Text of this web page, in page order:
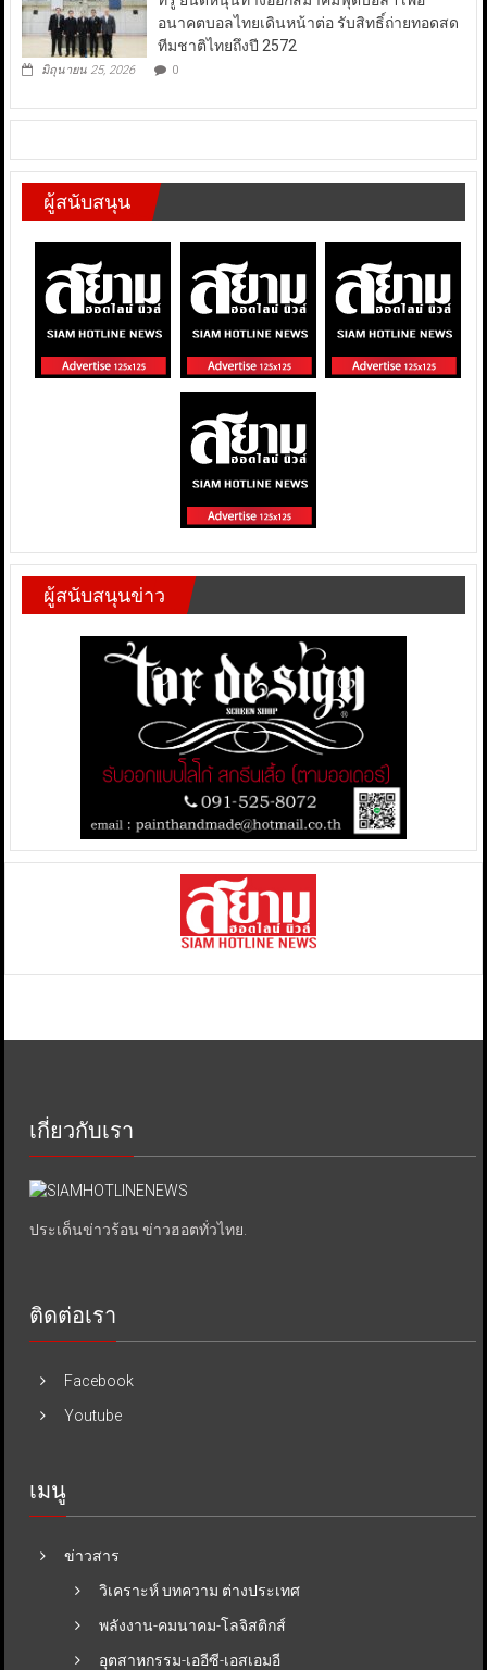
อนาคตบอลไทยเดินหน้าต่อ รับสิทธิ์ถ่ายทอดสด
ทีมชาติไทยถึงปี 2572
มิถุนายน 25, 2026 0
ผู้สนับสนุน
ผู้สนับสนุนข่าว
เกี่ยวกับเรา
ประเด็นข่าวร้อน ข่าวฮอตทั่วไทย.
ติดต่อเรา
Facebook
Youtube
เมนู
ข่าวสาร
วิเคราะห์ บทความ ต่างประเทศ
พลังงาน-คมนาคม-โลจิสติกส์
อุตสาหกรรม-เออีซี-เอสเอมอี